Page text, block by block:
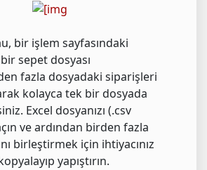
bir işlem sayfasındaki
sepet dosyası
fazla dosyadaki siparişleri
kolayca tek bir dosyada
Excel dosyanızı (.csv
ve ardından birden fazla
birleştirmek için ihtiyacınız
yapıştırın.